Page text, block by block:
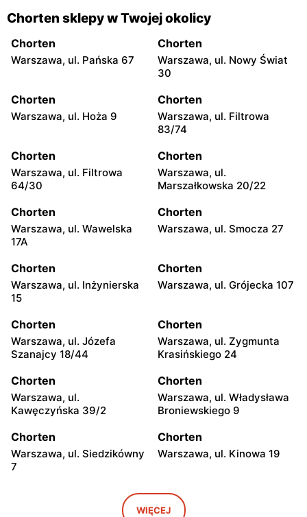
Chorten sklepy w Twojej okolicy
Chorten
Warszawa, ul. Pańska 67
Chorten
Warszawa, ul. Nowy Świat
30
Chorten
Warszawa, ul. Hoża 9
Chorten
Warszawa, ul. Filtrowa
83/74
Chorten
Warszawa, ul. Filtrowa
64/30
Chorten
Warszawa, ul.
Marszałkowska 20/22
Chorten
Warszawa, ul. Wawelska
17A
Chorten
Warszawa, ul. Smocza 27
Chorten
Warszawa, ul. Inżynierska
15
Chorten
Warszawa, ul. Grójecka 107
Chorten
Warszawa, ul. Józefa
Szanajcy 18/44
Chorten
Warszawa, ul. Zygmunta
Krasińskiego 24
Chorten
Warszawa, ul.
Kawęczyńska 39/2
Chorten
Warszawa, ul. Władysława
Broniewskiego 9
Chorten
Warszawa, ul. Siedzikówny
7
Chorten
Warszawa, ul. Kinowa 19
Chorten
Warszawa al. Stanów
WIĘCEJ